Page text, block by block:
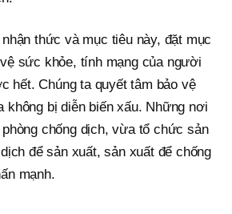
thức và mục tiêu này, đặt mục
sức khỏe, tính mạng của người
hết. Chúng ta quyết tâm bảo vệ
không bị diễn biến xấu. Những nơi
chống dịch, vừa tổ chức sản
để sản xuất, sản xuất để chống
mạnh.